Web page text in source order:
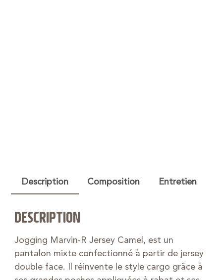
Description Composition Entretien
DESCRIPTION
Jogging Marvin-R Jersey Camel, est un
pantalon mixte confectionné à partir de jersey
double face. Il réinvente le style cargo grâce à